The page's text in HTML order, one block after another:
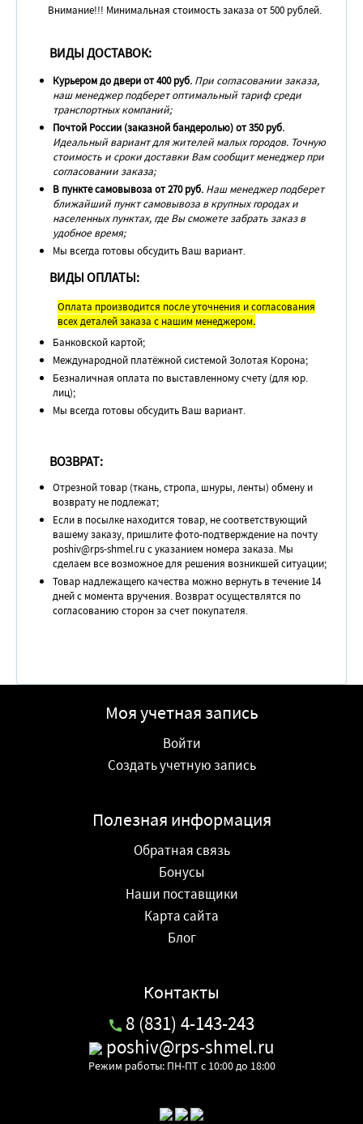
Внимание!!! Минимальная стоимость заказа от 500 рублей.
ВИДЫ ДОСТАВОК:
Курьером до двери от 400 руб. При согласовании заказа,
наш менеджер подберет оптимальный тариф среди
транспортных компаний;
Почтой России (заказной бандеролью) от 350 руб.
Идеальный вариант для жителей малых городов. Точную
стоимость и сроки доставки Вам сообщит менеджер при
согласовании заказа;
В пункте самовывоза от 270 руб. Наш менеджер подберет
ближайший пункт самовывоза в крупных городах и
населенных пунктах, где Вы сможете забрать заказ в
удобное время;
Мы всегда готовы обсудить Ваш вариант.
ВИДЫ ОПЛАТЫ:
Оплата производится после уточнения и согласования
всех деталей заказа с нашим менеджером.
Банковской картой;
Международной платёжной системой Золотая Корона;
Безналичная оплата по выставленному счету (для юр.
лиц);
Мы всегда готовы обсудить Ваш вариант.
ВОЗВРАТ:
Отрезной товар (ткань, стропа, шнуры, ленты) обмену и
возврату не подлежат;
Если в посылке находится товар, не соответствующий
вашему заказу, пришлите фото-подтверждение на почту
poshiv@rps-shmel.ru с указанием номера заказа. Мы
сделаем все возможное для решения возникшей ситуации;
Товар надлежащего качества можно вернуть в течение 14
дней с момента вручения. Возврат осуществлятся по
согласованию сторон за счет покупателя.
Моя учетная запись
Войти
Создать учетную запись
Полезная информация
Обратная связь
Бонусы
Наши поставщики
Карта сайта
Блог
Контакты
8 (831) 4-143-243
poshiv@rps-shmel.ru
Режим работы: ПН-ПТ с 10:00 до 18:00